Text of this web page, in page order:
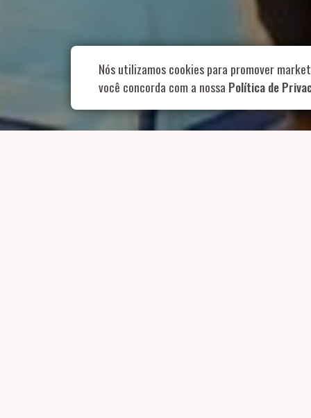
Nós utilizamos cookies para promover
você concorda com a nossa Política de